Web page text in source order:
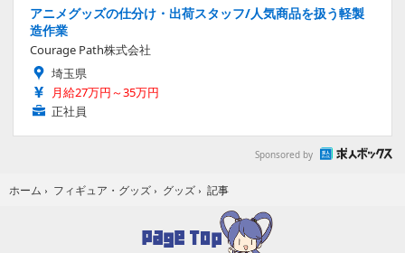
アニメグッズの仕分け・出荷スタッフ/人気商品を扱う軽製
造作業
Courage Path株式会社
埼玉県
月給27万円～35万円
正社員
Sponsored by
ホーム › フィギュア・グッズ › グッズ › 記事